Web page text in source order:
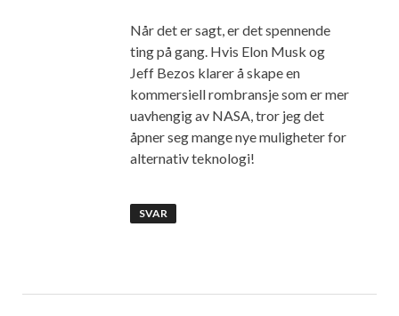
Når det er sagt, er det spennende
ting på gang. Hvis Elon Musk og
Jeff Bezos klarer å skape en
kommersiell rombransje som er mer
uavhengig av NASA, tror jeg det
åpner seg mange nye muligheter for
alternativ teknologi!
SVAR